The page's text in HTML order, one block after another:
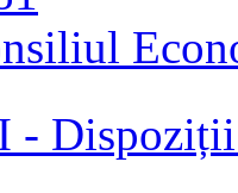
- Dispoziții